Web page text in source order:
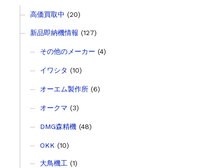
高価買取中 (20)
新品即納機情報 (127)
その他のメーカー (4)
イワシタ (10)
オーエム製作所(6)
オークマ (3)
DMG森精機(48)
OKK (10)
大鳥機工(1)